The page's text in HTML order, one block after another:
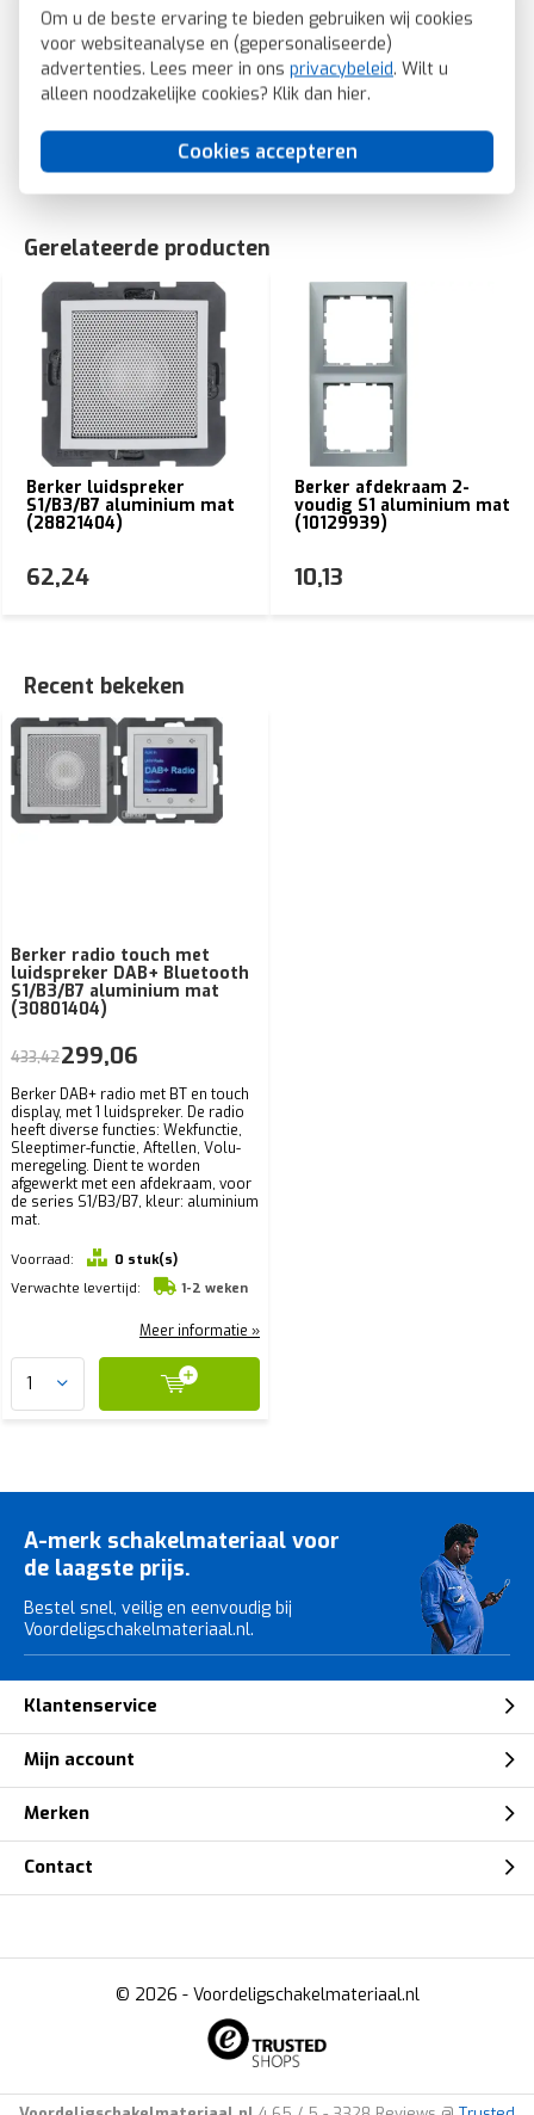
Om u de beste ervaring te bieden gebruiken wij cookies
voor websiteanalyse en (gepersonaliseerde)
advertenties. Lees meer in ons privacybeleid. Wilt u
alleen noodzakelijke cookies? Klik dan hier.
Cookies accepteren
Compatible met Amazon Alexa: Nee
Berker radio touch met luidspreker DAB+ Bluetooth S1/B3/B7
aluminium mat (30801404)
SKU: Berker 30801404
EAN: 4011334528951
Gerelateerde producten
Berker luidspreker
S1/B3/B7 aluminium mat
(28821404)
62,24
Berker afdekraam 2-
voudig S1 aluminium mat
(10129939)
10,13
Recent bekeken
Berker radio touch met
luidspreker DAB+ Bluetooth
S1/B3/B7 aluminium mat
(30801404)
Berker DAB+ radio met BT en touch
display, met 1 luidspreker. De radio
heeft diverse functies: Wekfunctie,
Sleep­ti­mer-­functie, Aftellen, Volu­
me­re­ge­ling. Dient te worden
afgewerkt met een afdekraam, voor
de series S1/B3/B7, kleur: aluminium
mat.
Voorraad:
0 stuk(s)
Verwachte levertijd:
1-2 weken
433,42299,06
Meer informatie »
A-merk schakelmateriaal voor
de laagste prijs.
Bestel snel, veilig en eenvoudig bij
Voordeligschakelmateriaal.nl.
Klantenservice
Mijn account
Merken
Contact
© 2026 - Voordeligschakelmateriaal.nl